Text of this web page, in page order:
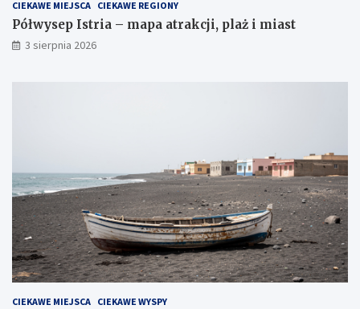
CIEKAWE MIEJSCA CIEKAWE REGIONY
Półwysep Istria – mapa atrakcji, plaż i miast
3 sierpnia 2026
CIEKAWE MIEJSCA CIEKAWE WYSPY